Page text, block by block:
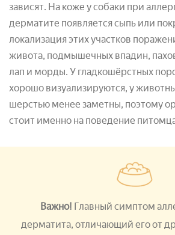
зависят. На коже у собаки при
дерматите появляется сыпь или
локализация этих участков
живота, подмышечных впадин,
лап и морды. У гладкошёрстных
хорошо визуализируются, у
шерстью менее заметны, поэтому
стоит именно на поведение
Важно! Главный симптом
дерматита, отличающий его от